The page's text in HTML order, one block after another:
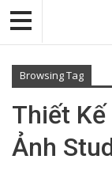
Browsing Tag
Thiết
Ảnh